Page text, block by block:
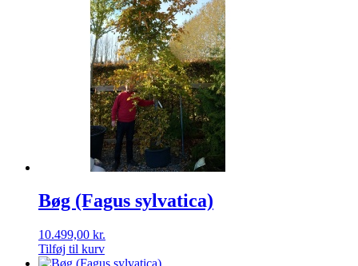
Bøg (Fagus sylvatica)
10.499,00 kr.
Tilføj til kurv